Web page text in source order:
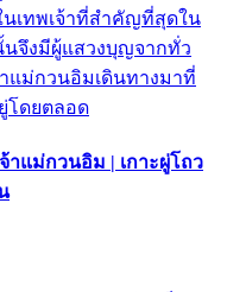
เทพเจ้าที่สำคัญที่สุดใน
จึงมีผู้แสวงบุญจากทั่ว
แม่กวนอิมเดินทางมาที่
โดยตลอด
าแม่กวนอิม | เกาะผู่โถว